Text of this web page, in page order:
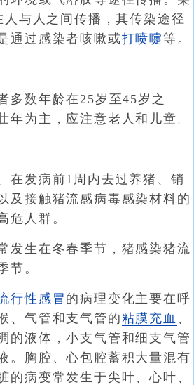
与人之间传播，其传染途径
通过感染者咳嗽或打喷嚏等。
数年龄在25岁至45岁之
年为主，应注意老人和儿童。
发病前1周内去过养猪、销
及接触猪流感病毒感染材料的
危人群。
生在冬春季节，猪感染猪流
节。
行性感冒 的病理变化主要在呼
、气管和支气管的粘膜充血 、
的液体，小支气管和细支气管
。胸腔、心包腔蓄积大量混有
的病变常发生于尖叶、心叶、